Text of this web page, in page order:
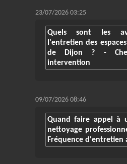
23/07/2026 03:25
Quels sont les
l'entretien des
de Dijon ? -
intervention
09/07/2026 08:46
Quand faire appel à
nettoyage
Fréquence d'entretien